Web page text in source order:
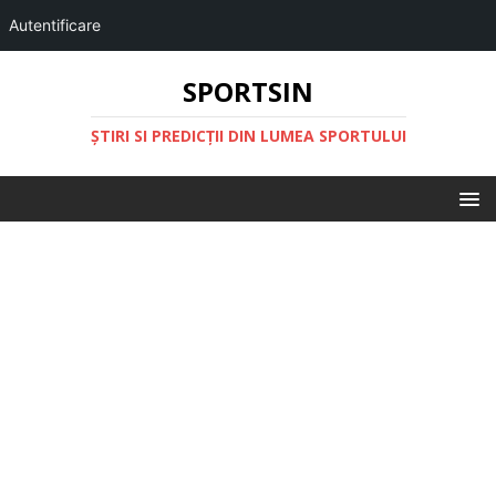
Autentificare
SPORTSIN
ŞTIRI SI PREDICŢII DIN LUMEA SPORTULUI